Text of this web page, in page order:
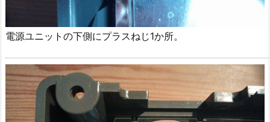
電源ユニットの下側にプラスねじ1か所。